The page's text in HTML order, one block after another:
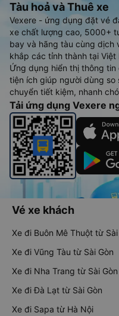
Tàu hoả và Thuê xe
Vexere - ứng dụng đặt vé
xe chất lượng cao, 5000+
bay và hãng tàu cùng dịch
khắp các tỉnh thành tại Việt
Ứng dụng hiển thị thông
tiện ích giúp người dùng so
chuyển tiết kiệm, nhanh
Tải ứng dụng Vexere
Vé xe khách
Xe đi Buôn Mê Thuột từ Sài
Xe đi Vũng Tàu từ Sài Gòn
Xe đi Nha Trang từ Sài Gòn
Xe đi Đà Lạt từ Sài Gòn
Xe đi Sapa từ Hà Nội